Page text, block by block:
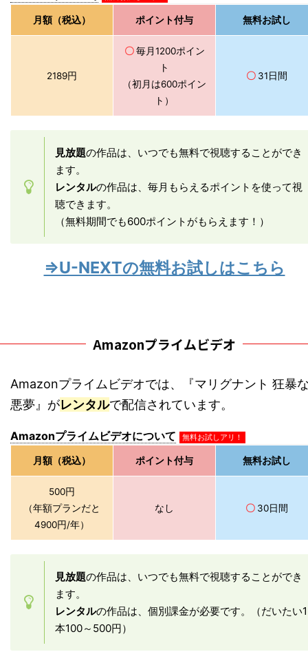
月額（税込） ポイント付与 無料お試し
2189円
〇毎月1200ポイン
ト
（初月は600ポイン
ト）
〇 31日間
見放題の作品は、いつでも無料で視聴することができ
ます。
レンタルの作品は、毎月もらえるポイントを使って視
聴できます。
（無料期間でも600ポイントがもらえます！）
⇒U-NEXTの無料お試しはこちら
Amazonプライムビデオ
Amazonプライムビデオでは、『マリグナント 狂暴
悪夢』がレンタルで配信されています。
Amazonプライムビデオについて 無料お試しアリ！
月額（税込） ポイント付与 無料お試し
500円
（年額プランだと
4900円/年）
なし 〇 30日間
見放題の作品は、いつでも無料で視聴することができ
ます。
レンタルの作品は、個別課金が必要です。（だいたい1
本100～500円）